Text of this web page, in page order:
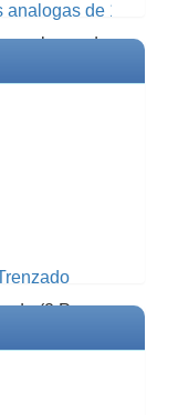
analogas de 16
analogas de
(2 Pares
(IX